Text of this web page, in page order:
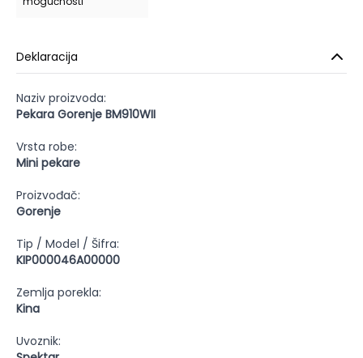
Deklaracija
Naziv proizvoda:
Pekara Gorenje BM910WII
Vrsta robe:
Mini pekare
Proizvođač:
Gorenje
Tip / Model / Šifra:
KIP000046A00000
Zemlja porekla:
Kina
Uvoznik: